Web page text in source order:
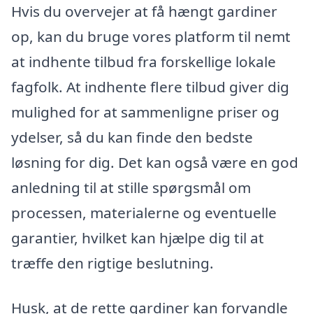
Hvis du overvejer at få hængt gardiner
op, kan du bruge vores platform til nemt
at indhente tilbud fra forskellige lokale
fagfolk. At indhente flere tilbud giver dig
mulighed for at sammenligne priser og
ydelser, så du kan finde den bedste
løsning for dig. Det kan også være en god
anledning til at stille spørgsmål om
processen, materialerne og eventuelle
garantier, hvilket kan hjælpe dig til at
træffe den rigtige beslutning.
Husk, at de rette gardiner kan forvandle